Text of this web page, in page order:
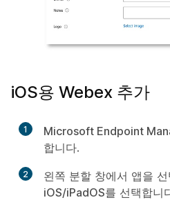
iOS용 Webex 추가
1 Microsoft Endpoint
합니다.
2 왼쪽 분할 창에서 앱을
iOS/iPadOS를 선택합니